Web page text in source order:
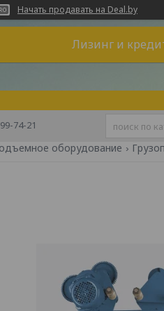
Начать продавать на Deal.by
Лизинг и
74-21
оборудование